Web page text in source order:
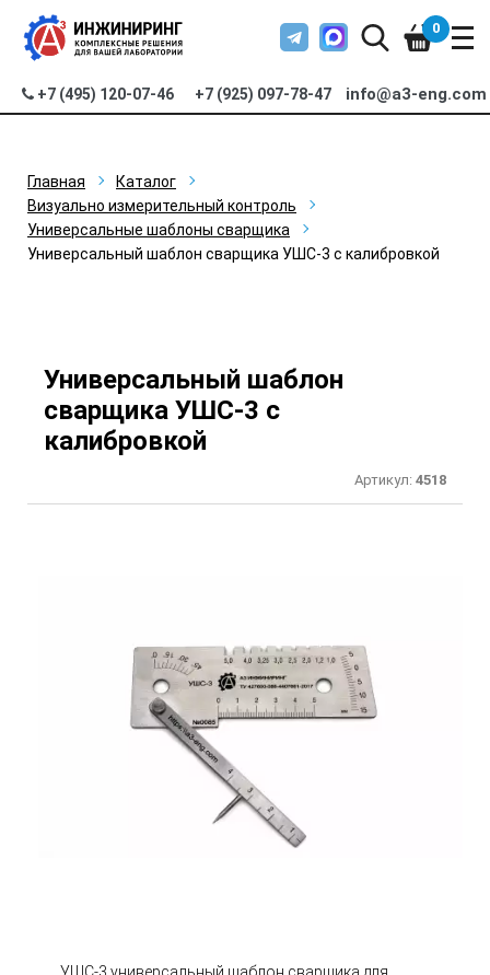
+7 (495) 120-07-46 +7 (925) 097-78-47 info@a3-eng.com
0
Главная
Каталог
Визуально измерительный контроль
Универсальные шаблоны сварщика
Универсальный шаблон сварщика УШС-3 с калибровкой
Универсальный шаблон
сварщика УШС-3 с
калибровкой
Артикул: 4518